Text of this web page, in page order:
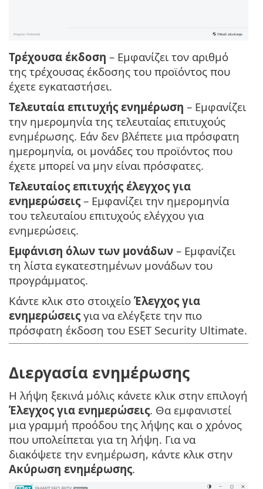
Τρέχουσα έκδοση – Εμφανίζει τον αριθμό
της τρέχουσας έκδοσης του προϊόντος που
έχετε εγκαταστήσει.
Τελευταία επιτυχής ενημέρωση – Εμφανίζει
την ημερομηνία της τελευταίας επιτυχούς
ενημέρωσης. Εάν δεν βλέπετε μια πρόσφατη
ημερομηνία, οι μονάδες του προϊόντος που
έχετε μπορεί να μην είναι πρόσφατες.
Τελευταίος επιτυχής έλεγχος για
ενημερώσεις – Εμφανίζει την ημερομηνία
του τελευταίου επιτυχούς ελέγχου για
ενημερώσεις.
Εμφάνιση όλων των μονάδων – Εμφανίζει
τη λίστα εγκατεστημένων μονάδων του
προγράμματος.
Κάντε κλικ στο στοιχείο Έλεγχος για
ενημερώσεις για να ελέγξετε την πιο
πρόσφατη έκδοση του ESET Security Ultimate.
Διεργασία ενημέρωσης
Η λήψη ξεκινά μόλις κάνετε κλικ στην επιλογή
Έλεγχος για ενημερώσεις. Θα εμφανιστεί
μια γραμμή προόδου της λήψης και ο χρόνος
που υπολείπεται για τη λήψη. Για να
διακόψετε την ενημέρωση, κάντε κλικ στην
Ακύρωση ενημέρωσης.